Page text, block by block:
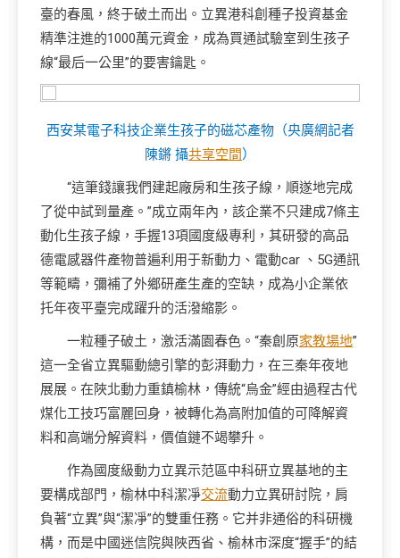
臺的春風，終于破土而出。立異港科創種子投資基金
精準注進的1000萬元資金，成為買通試驗室到生孩子
線“最后一公里”的要害鑰匙。
西安某電子科技企業生孩子的磁芯產物（央廣網記者
陳鏘 攝共享空間）
“這筆錢讓我們建起廠房和生孩子線，順遂地完成
了從中試到量產。”成立兩年內，該企業不只建成7條主
動化生孩子線，手握13項國度級專利，其研發的高品
德電感器件產物普遍利用于新動力、電動car 、5G通訊
等範疇，彌補了外鄉研產生產的空缺，成為小企業依
托年夜平臺完成躍升的活潑縮影。
一粒種子破土，激活滿園春色。“秦創原家教場地”
這一全省立異驅動總引擎的彭湃動力，在三秦年夜地
展展。在陜北動力重鎮榆林，傳統“烏金”經由過程古代
煤化工技巧富麗回身，被轉化為高附加值的可降解資
料和高端分解資料，價值鏈不竭攀升。
作為國度級動力立異示范區中科研立異基地的主
要構成部門，榆林中科潔凈交流動力立異研討院，肩
負著“立異”與“潔凈”的雙重任務。它并非通俗的科研機
構，而是中國迷信院與陜西省、榆林市深度“握手”的結